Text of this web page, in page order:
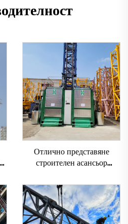
Отлично представяне
строителен асансьор
асансьорни шахти за Алжир